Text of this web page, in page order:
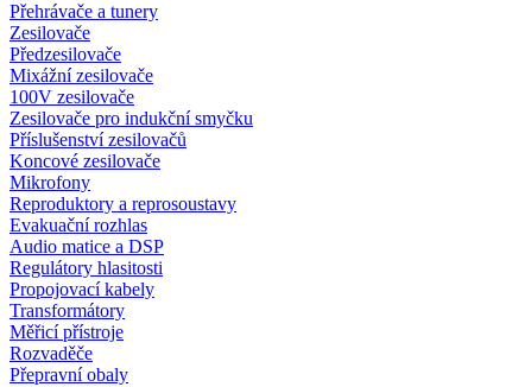
Přehrávače a tunery
Zesilovače
Předzesilovače
Mixážní zesilovače
100V zesilovače
Zesilovače pro indukční smyčku
Příslušenství zesilovačů
Koncové zesilovače
Mikrofony
Reproduktory a reprosoustavy
Evakuační rozhlas
Audio matice a DSP
Regulátory hlasitosti
Propojovací kabely
Transformátory
Měřicí přístroje
Rozvaděče
Přepravní obaly